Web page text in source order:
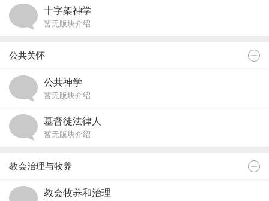
十字架神学
暂无版块介绍
公共关怀
公共神学
暂无版块介绍
基督徒法律人
暂无版块介绍
教会治理与牧养
教会牧养和治理